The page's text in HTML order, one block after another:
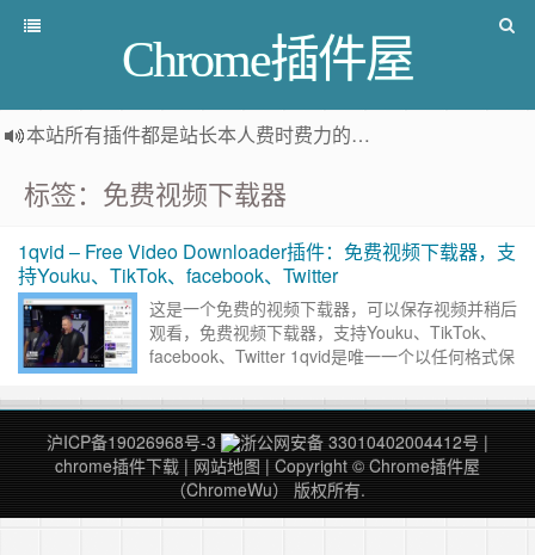
Chrome插件屋
本站所有插件都是站长本人费时费力的人工筛选推荐
标签：免费视频下载器
1qvid – Free Video Downloader插件：免费视频下载器，支
持Youku、TikTok、facebook、Twitter
这是一个免费的视频下载器，可以保存视频并稍后
观看，免费视频下载器，支持Youku、TikTok、
facebook、Twitter 1qvid是唯一一个以任何格式保
阅读 »
沪ICP备19026968号-3
浙公网安备 33010402004412号 |
chrome插件下载 | 网站地图 | Copyright © Chrome插件屋
（ChromeWu） 版权所有.